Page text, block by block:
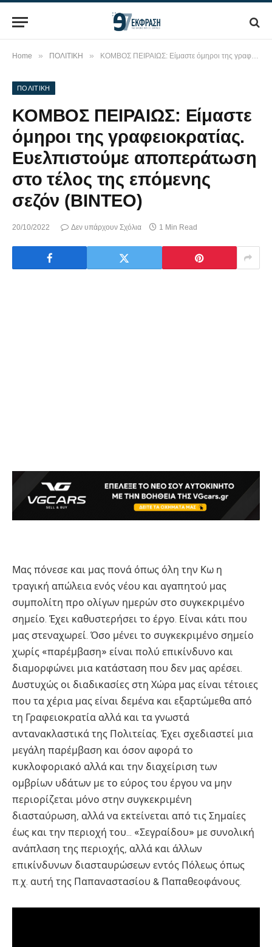
Home » ΠΟΛΙΤΙΚΗ » ΚΟΜΒΟΣ ΠΕΙΡΑΙΩΣ: Είμαστε όμηροι της γραφειοκρατίας. Ευελπιστούμε αποπεράτωση στο τέλος της επόμενης σεζόν (ΒΙΝΤΕΟ)
ΠΟΛΙΤΙΚΗ
ΚΟΜΒΟΣ ΠΕΙΡΑΙΩΣ: Είμαστε
όμηροι της γραφειοκρατίας.
Ευελπιστούμε αποπεράτωση
στο τέλος της επόμενης
σεζόν (ΒΙΝΤΕΟ)
20/10/2022 Δεν υπάρχουν Σχόλια 1 Min Read
Μας πόνεσε και μας πονά όπως όλη την Κω η
τραγική απώλεια ενός νέου και αγαπητού μας
συμπολίτη προ ολίγων ημερών στο συγκεκριμένο
σημείο. Έχει καθυστερήσει το έργο. Είναι κάτι που
μας στεναχωρεί. Όσο μένει το συγκεκριμένο σημείο
χωρίς «παρέμβαση» είναι πολύ επικίνδυνο και
διαμορφώνει μια κατάσταση που δεν μας αρέσει.
Δυστυχώς οι διαδικασίες στη Χώρα μας είναι τέτοιες
που τα χέρια μας είναι δεμένα και εξαρτώμεθα από
τη Γραφειοκρατία αλλά και τα γνωστά
αντανακλαστικά της Πολιτείας. Έχει σχεδιαστεί μια
μεγάλη παρέμβαση και όσον αφορά το
κυκλοφοριακό αλλά και την διαχείριση των
ομβρίων υδάτων με το εύρος του έργου να μην
περιορίζεται μόνο στην συγκεκριμένη
διασταύρωση, αλλά να εκτείνεται από τις Σημαίες
έως και την περιοχή του… «Σεγραίδου» με συνολική
ανάπλαση της περιοχής, αλλά και άλλων
επικίνδυνων διασταυρώσεων εντός Πόλεως όπως
π.χ. αυτή της Παπαναστασίου & Παπαθεοφάνους.